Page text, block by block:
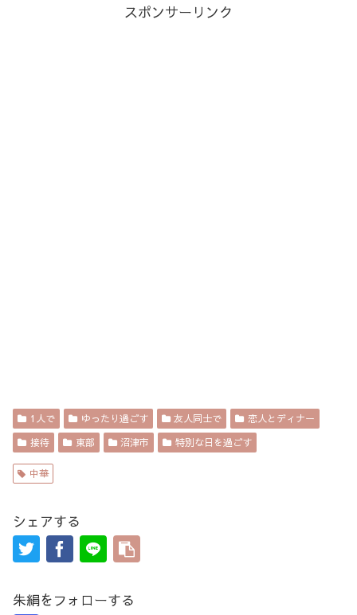
スポンサーリンク
1人で ゆったり過ごす 友人同士で
恋人とディナー
接待
東部 沼津市 特別な日を過ごす
中華
シェアする
朱絹をフォローする